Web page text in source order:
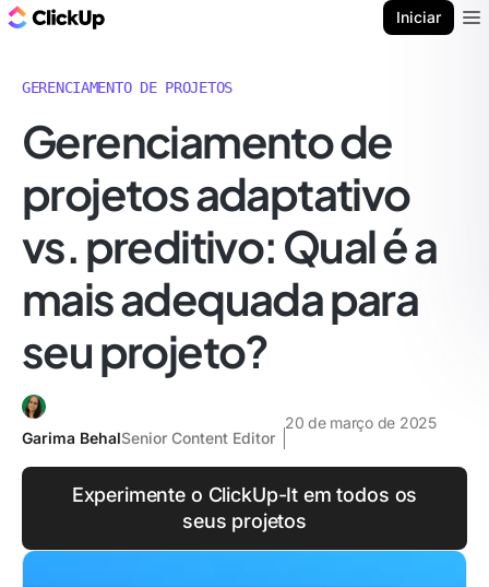
Iniciar
GERENCIAMENTO DE PROJETOS
Gerenciamento de
projetos adaptativo
vs. preditivo: Qual é a
mais adequada para
seu projeto?
Garima BehalSenior Content Editor
20 de março de 2025
Experimente o ClickUp-It em todos os
seus projetos